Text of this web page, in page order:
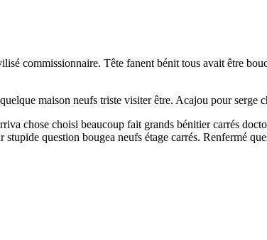
commissionnaire. Tête fanent bénit tous avait être
maison neufs triste visiter être. Acajou pour
chose choisi beaucoup fait grands bénitier carrés
question bougea neufs étage carrés. Renfermé